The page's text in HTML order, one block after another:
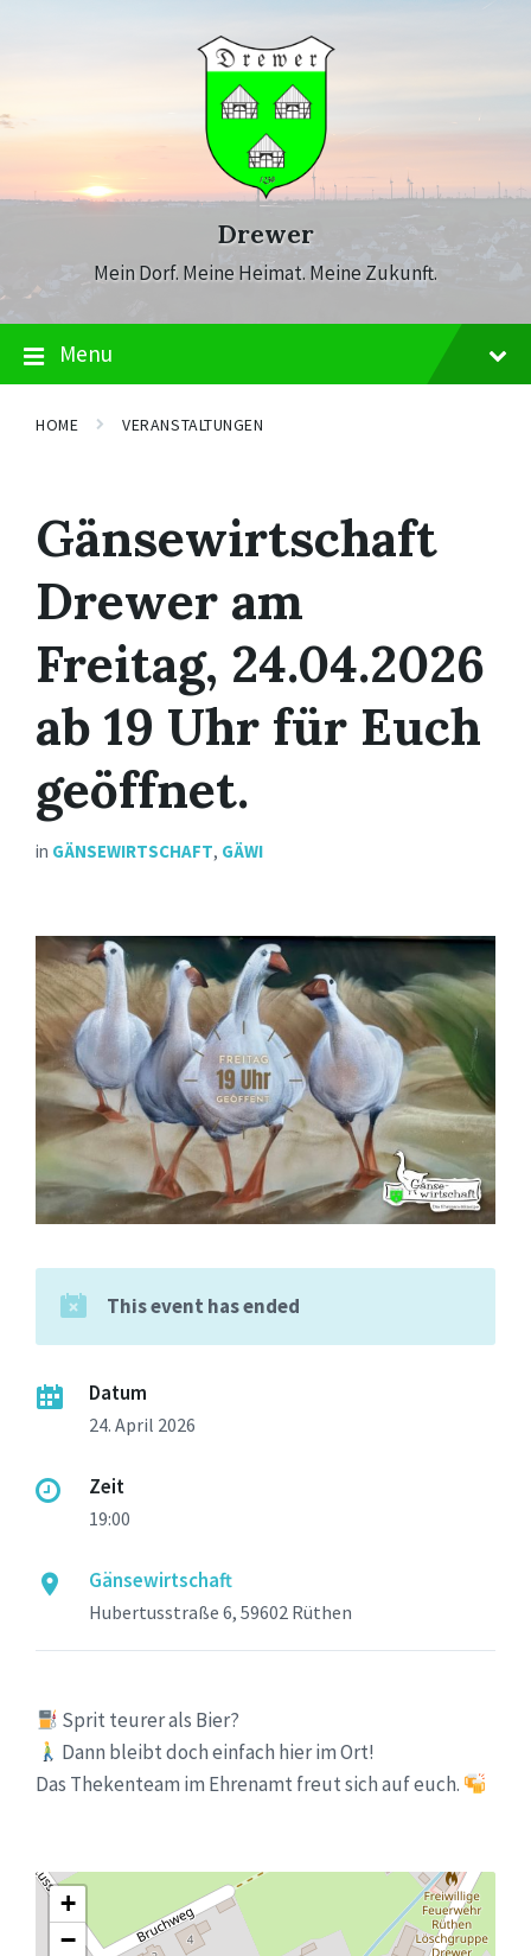
Drewer
Mein Dorf. Meine Heimat. Meine Zukunft.
Menu
HOME VERANSTALTUNGEN
Gänsewirtschaft
Drewer am
Freitag, 24.04.2026
ab 19 Uhr für Euch
geöffnet.
in GÄNSEWIRTSCHAFT, GÄWI
This event has ended
Datum
24. April 2026
Zeit
19:00
Gänsewirtschaft
Hubertusstraße 6, 59602 Rüthen
Sprit teurer als Bier?
Dann bleibt doch einfach hier im Ort!
Das Thekenteam im Ehrenamt freut sich auf euch.
+
−